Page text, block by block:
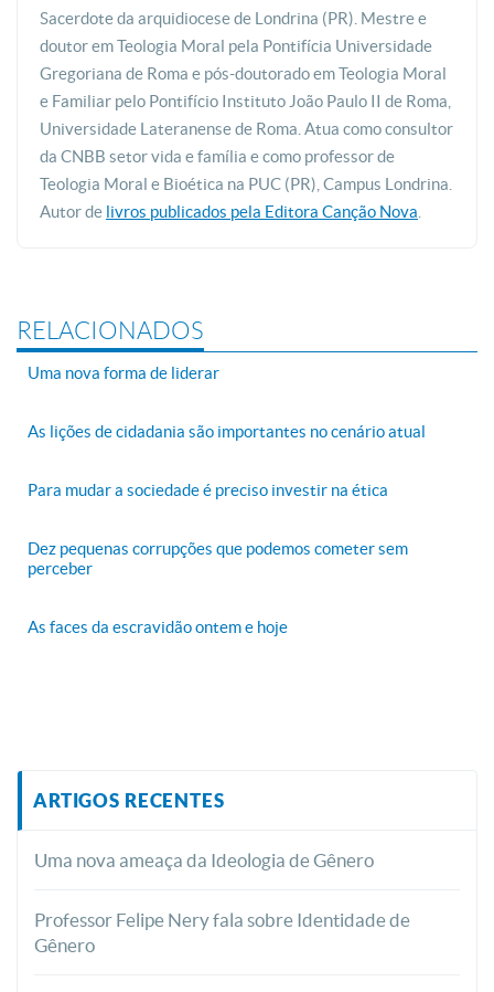
Sacerdote da arquidiocese de Londrina (PR). Mestre e
doutor em Teologia Moral pela Pontifícia Universidade
Gregoriana de Roma e pós-doutorado em Teologia Moral
e Familiar pelo Pontifício Instituto João Paulo II de Roma,
Universidade Lateranense de Roma. Atua como consultor
da CNBB setor vida e família e como professor de
Teologia Moral e Bioética na PUC (PR), Campus Londrina.
Autor de livros publicados pela Editora Canção Nova
RELACIONADOS
Uma nova forma de liderar
As lições de cidadania são importantes no cenário atual
Para mudar a sociedade é preciso investir na ética
Dez pequenas corrupções que podemos cometer sem
perceber
As faces da escravidão ontem e hoje
ARTIGOS RECENTES
Uma nova ameaça da Ideologia de Gênero
Professor Felipe Nery fala sobre Identidade de
Gênero